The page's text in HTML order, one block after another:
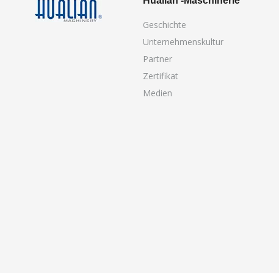
Geschichte
Unternehmenskultur
Partner
Zertifikat
Medien